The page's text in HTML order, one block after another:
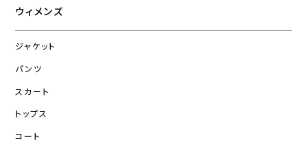
ウィメンズ
ジャケット
パンツ
スカート
トップス
コート